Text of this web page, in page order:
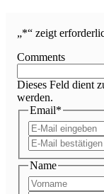
„*“ zeigt
Comments
Dieses Feld dient
werden.
Email*
Name